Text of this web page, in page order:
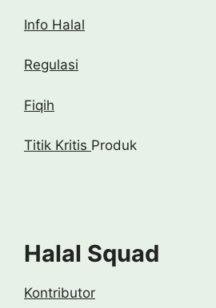
Info Halal
Regulasi
Fiqih
Titik Kritis Produk
Halal Squad
Kontributor